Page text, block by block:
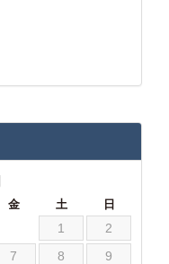
金 土 日
1
2
7 8
9